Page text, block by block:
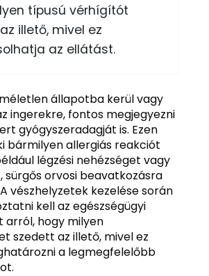
típusú vérhígítót
illető, mivel ez
az ellátást.
állapotba kerül vagy
ingerekre, fontos megjegyezni
gyógyszeradagját is. Ezen
bármilyen allergiás reakciót
légzési nehézséget vagy
sürgős orvosi beavatkozásra
vészhelyzetek kezelése során
kell az egészségügyi
arról, hogy milyen
szedett az illető, mivel ez
a legmegfelelőbb